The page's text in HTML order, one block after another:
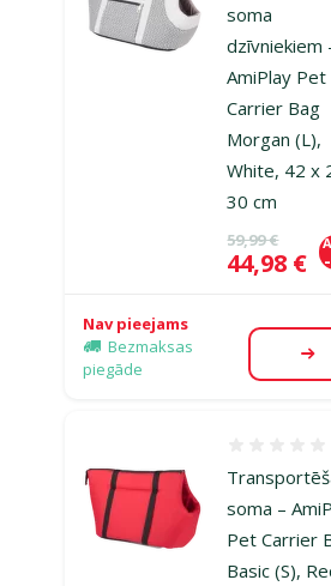
soma
dzīvniekiem
AmiPlay Pet
Carrier Bag
Morgan (L),
White, 42 x
30 cm
Oriģinālā
59,99 €
Cena
44,98 €
Nav pieejams
Bezmaksas
piegāde
soma –
Pet Carrier
Basic (S),